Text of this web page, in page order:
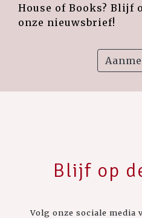
House of Books? Blijf
onze nieuwsbrief!
Blijf op
Volg onze sociale media